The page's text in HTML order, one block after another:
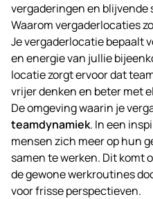
vergaderingen en blijvende
Waarom vergaderlocaties
Je vergaderlocatie bepaalt
en energie van jullie
locatie zorgt ervoor dat
vrijer denken en beter met
De omgeving waarin je
teamdynamiek. In een
mensen zich meer op hun
samen te werken. Dit komt
de gewone werkroutines
voor frisse perspectieven.